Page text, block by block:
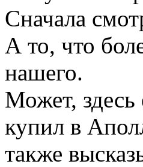
Сначала
А то, что
нашего.
Может, здесь
купил в
также